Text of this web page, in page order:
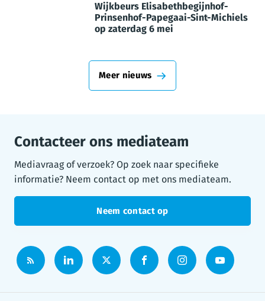
Wijkbeurs Elisabethbegijnhof-
Prinsenhof-Papegaai-Sint-Michiels
op zaterdag 6 mei
Meer nieuws
Contacteer ons mediateam
Mediavraag of verzoek? Op zoek naar specifieke
informatie? Neem contact op met ons mediateam.
Neem contact op